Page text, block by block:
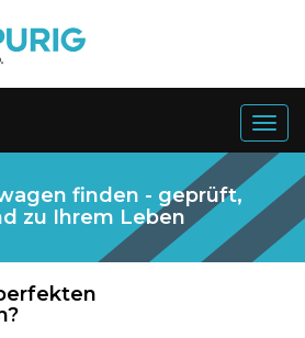
finden - geprüft,
zu Ihrem Leben